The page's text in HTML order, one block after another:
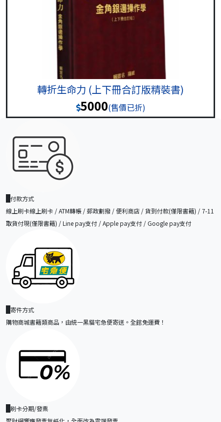
轉折生命力 (上下冊合訂版精裝書)
5000(售價已折)
付款方式
線上刷卡線上刷卡 / ATM轉帳 / 郵政劃撥 / 便利商店 / 貨到付款(僅限書籍) / 7-11
取貨付現(僅限書籍) / Line pay支付 / Apple pay支付 / Google pay支付
寄件方式
購物商城書籍類商品，由統一黑貓宅急便寄送。全館免運費！
刷卡分期/發票